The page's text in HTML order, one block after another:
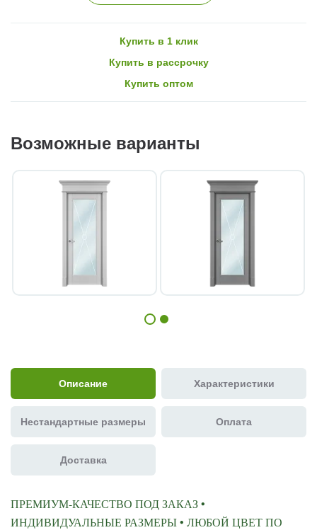
Купить в 1 клик
Купить в рассрочку
Купить оптом
Возможные варианты
Описание Характеристики
Нестандартные размеры Оплата
Доставка
ПРЕМИУМ-КАЧЕСТВО ПОД ЗАКАЗ •
ИНДИВИДУАЛЬНЫЕ РАЗМЕРЫ • ЛЮБОЙ ЦВЕТ ПО